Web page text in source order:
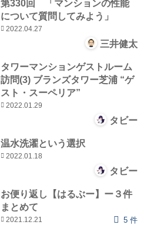
第330回 「マンションの性能
について質問してみよう」
2022.04.27
三井健太
タワーマンションゲストルーム
訪問(3) ブランズタワー芝浦 “ゲ
スト・スーペリア”
2022.01.29
タビー
温水洗濯という選択
2022.01.18
タビー
お便り返し【はるぶー】ー３件
まとめて
2021.12.21 5 件